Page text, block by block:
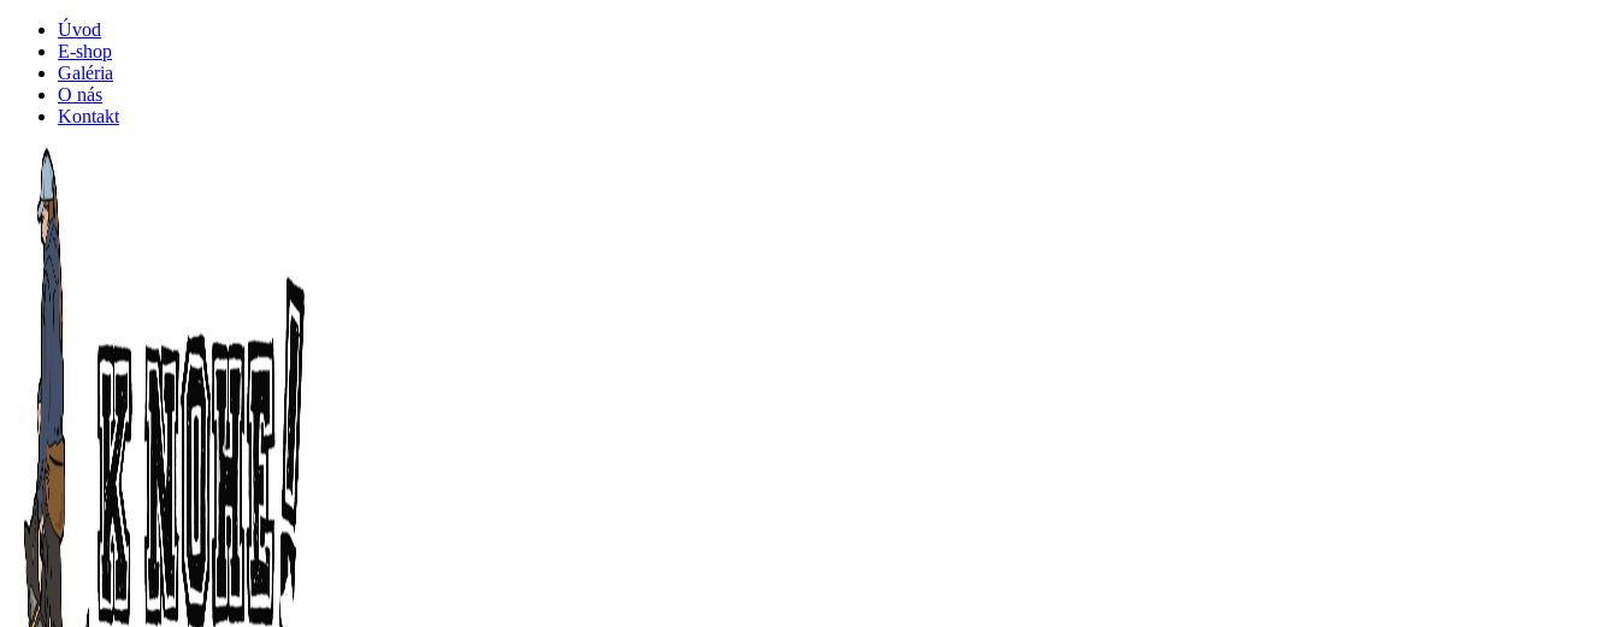
Úvod
E-shop
Galéria
O nás
Kontakt